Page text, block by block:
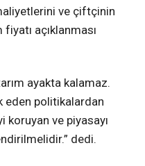
ve çiftçinin
açıklanması
ayakta kalamaz.
eden politikalardan
ve piyasayı
dedi.